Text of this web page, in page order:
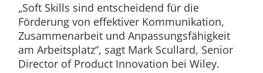
„Soft Skills sind entscheidend für die
Förderung von effektiver Kommunikation,
Zusammenarbeit und Anpassungsfähigkeit
am Arbeitsplatz“, sagt Mark Scullard, Senior
Director of Product Innovation bei Wiley.